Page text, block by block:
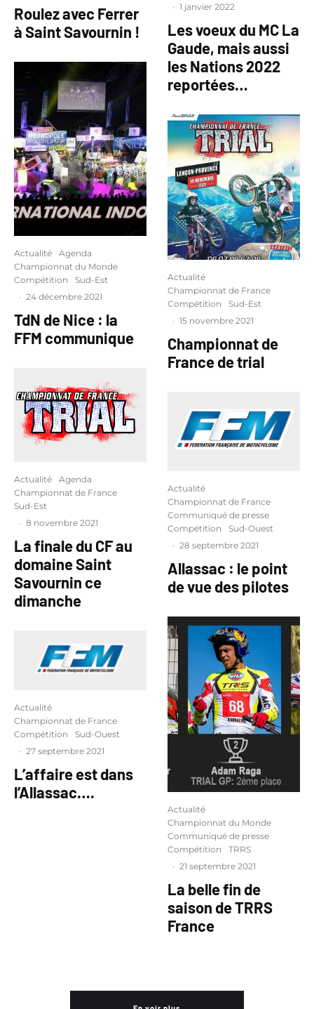
Roulez avec Ferrer
à Saint Savournin !
Actualité
Agenda
Championnat du Monde
Compétition
Sud-Est
· 24 décembre 2021
TdN de Nice : la
FFM communique
Actualité
Agenda
Championnat de France
Sud-Est
· 8 novembre 2021
La finale du CF au
domaine Saint
Savournin ce
dimanche
Actualité
Championnat de France
Compétition
Sud-Ouest
· 27 septembre 2021
L’affaire est dans
l’Allassac….
· 1 janvier 2022
Les voeux du MC La
Gaude, mais aussi
les Nations 2022
reportées…
Actualité
Championnat de France
Compétition
Sud-Est
· 15 novembre 2021
Championnat de
France de trial
Actualité
Championnat de France
Communiqué de presse
Compétition
Sud-Ouest
· 28 septembre 2021
Allassac : le point
de vue des pilotes
Actualité
Championnat du Monde
Communiqué de presse
Compétition
TRRS
· 21 septembre 2021
La belle fin de
saison de TRRS
France